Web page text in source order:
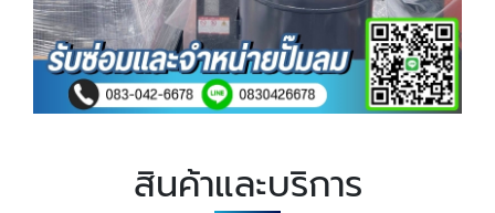
สินค้าและบริการ